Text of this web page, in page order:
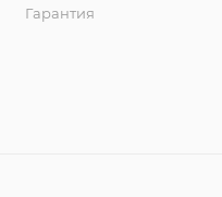
Гарантия